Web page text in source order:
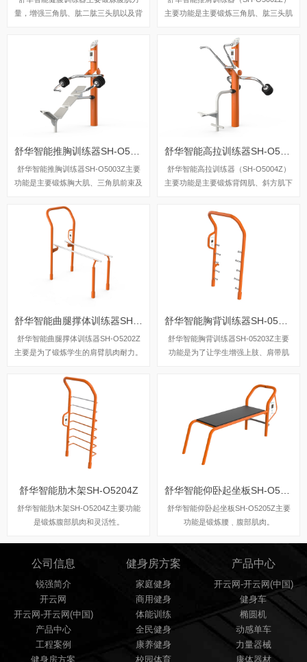
量，增强三角肌、肱二肱三头肌以及背
主要功能是主要锻炼三角肌、肱三头肌
舒华智能推胸训练器SH-O5003Z主要
功能是主要锻炼胸大肌、三角肌前束及
舒华智能高拉训练器（SH-O5004Z）
主要功能是主要锻炼背阔肌、斜方肌下
舒华智能曲腿撑体训练器SH-O5202Z
主要是为了锻炼学生的肩臂肌肉耐力。
舒华智能胸背训练器SH-05203Z主要
功能是为了让学生增强上肢、肩带肌
舒华智能肋木架SH-O5204Z
舒华智能肋木架SH-O5204Z主要功能
是锻炼腹部肌肉和灵活性。
舒华智能仰卧起坐板SH-O5205Z主要
功能是锻炼腰﹑腹部肌肉。
公司信息
锐强简介
开云网
开云网-开云网(中国)
产品中心
工程案例
健身房方案
健身房方案
家庭健身
商用健身
体能训练
全民健身
康养健身
校园体育
产品中心
开云网-开云网(中国)
健身车
椭圆机
动感单车
力量器械
康体器材